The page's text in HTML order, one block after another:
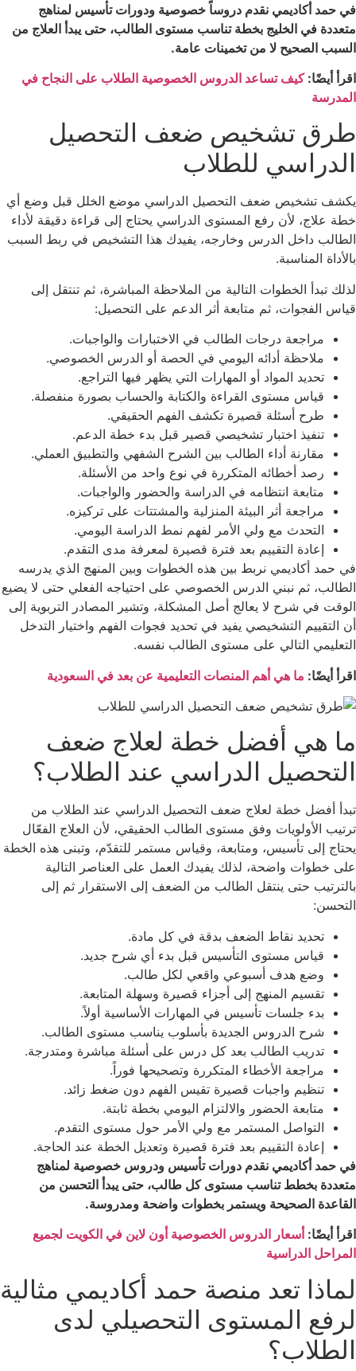
في حمد أكاديمي نقدم دروساً خصوصية ودورات تأسيس لمناهج
متعددة في الخليج بخطة تناسب مستوى الطالب، حتى يبدأ العلاج من
السبب الصحيح لا من تخمينات عامة.
اقرأ أيضًا:كيف تساعد الدروس الخصوصية الطلاب على النجاح في
المدرسة
طرق تشخيص ضعف التحصيل
الدراسي للطلاب
يكشف تشخيص ضعف التحصيل الدراسي موضع الخلل قبل وضع أي
خطة علاج، لأن رفع المستوى الدراسي يحتاج إلى قراءة دقيقة لأداء
الطالب داخل الدرس وخارجه، يفيدك هذا التشخيص في ربط السبب
بالأداة المناسبة.
لذلك تبدأ الخطوات التالية من الملاحظة المباشرة، ثم تنتقل إلى
قياس الفجوات، ثم متابعة أثر الدعم على التحصيل:
مراجعة درجات الطالب في الاختبارات والواجبات.
ملاحظة أدائه اليومي في الحصة أو الدرس الخصوصي.
تحديد المواد أو المهارات التي يظهر فيها التراجع.
قياس مستوى القراءة والكتابة والحساب بصورة منفصلة.
طرح أسئلة قصيرة تكشف الفهم الحقيقي.
تنفيذ اختبار تشخيصي قصير قبل بدء خطة الدعم.
مقارنة أداء الطالب بين الشرح الشفهي والتطبيق العملي.
رصد أخطائه المتكررة في نوع واحد من الأسئلة.
متابعة انتظامه في الدراسة والحضور والواجبات.
مراجعة أثر البيئة المنزلية والمشتتات على تركيزه.
التحدث مع ولي الأمر لفهم نمط الدراسة اليومي.
إعادة التقييم بعد فترة قصيرة لمعرفة مدى التقدم.
في حمد أكاديمي نربط بين هذه الخطوات وبين المنهج الذي يدرسه
الطالب، ثم نبني الدرس الخصوصي على احتياجه الفعلي حتى لا يضيع
الوقت في شرح لا يعالج أصل المشكلة، وتشير المصادر التربوية إلى
أن التقييم التشخيصي يفيد في تحديد فجوات الفهم واختيار التدخل
التعليمي التالي على مستوى الطالب نفسه.
اقرأ أيضًا: ما هي أهم المنصات التعليمية عن بعد في السعودية
ما هي أفضل خطة لعلاج ضعف
التحصيل الدراسي عند الطلاب؟
تبدأ أفضل خطة لعلاج ضعف التحصيل الدراسي عند الطلاب من
ترتيب الأولويات وفق مستوى الطالب الحقيقي، لأن العلاج الفعّال
يحتاج إلى تأسيس، ومتابعة، وقياس مستمر للتقدّم، وتبنى هذه الخطة
على خطوات واضحة، لذلك يفيدك العمل على العناصر التالية
بالترتيب حتى ينتقل الطالب من الضعف إلى الاستقرار ثم إلى
التحسن:
تحديد نقاط الضعف بدقة في كل مادة.
قياس مستوى التأسيس قبل بدء أي شرح جديد.
وضع هدف أسبوعي واقعي لكل طالب.
تقسيم المنهج إلى أجزاء قصيرة وسهلة المتابعة.
بدء جلسات تأسيس في المهارات الأساسية أولاً.
شرح الدروس الجديدة بأسلوب يناسب مستوى الطالب.
تدريب الطالب بعد كل درس على أسئلة مباشرة ومتدرجة.
مراجعة الأخطاء المتكررة وتصحيحها فوراً.
تنظيم واجبات قصيرة تقيس الفهم دون ضغط زائد.
متابعة الحضور والالتزام اليومي بخطة ثابتة.
التواصل المستمر مع ولي الأمر حول مستوى التقدم.
إعادة التقييم بعد فترة قصيرة وتعديل الخطة عند الحاجة.
في حمد أكاديمي نقدم دورات تأسيس ودروس خصوصية لمناهج
متعددة بخطط تناسب مستوى كل طالب، حتى يبدأ التحسن من
القاعدة الصحيحة ويستمر بخطوات واضحة ومدروسة.
اقرأ أيضًا: أسعار الدروس الخصوصية أون لاين في الكويت لجميع
المراحل الدراسية
لماذا تعد منصة حمد أكاديمي مثالية
لرفع المستوى التحصيلي لدى
الطلاب؟